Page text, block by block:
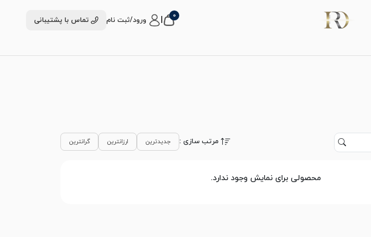
0 ورود/ثبت نام تماس با پشتیبانی
مرتب سازی : جدیدترین ارزانترین گرانترین
محصولی برای نمایش وجود ندارد.